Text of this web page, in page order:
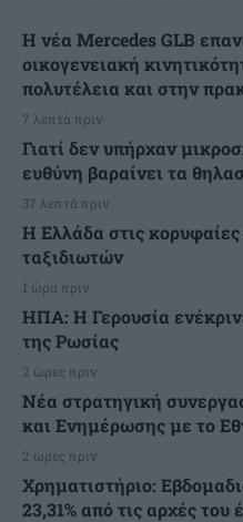
Η νέα Mercedes GLB
οικογενειακή
πολυτέλεια και στην
7 λεπτά πριν
Γιατί δεν υπήρχαν
ευθύνη βαραίνει τα
37 λεπτά πριν
Η Ελλάδα στις
ταξιδιωτών
1 ώρα πριν
ΗΠΑ: Η Γερουσία
της Ρωσίας
2 ώρες πριν
Νέα στρατηγική
και Ενημέρωσης με το
2 ώρες πριν
Χρηματιστήριο:
23,31% από τις αρχές του